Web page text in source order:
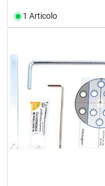
1 Articolo